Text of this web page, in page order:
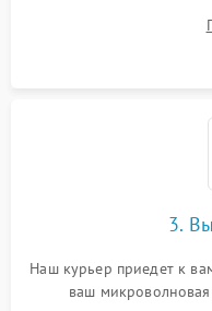
3.
Наш курьер приедет к
ваш микроволновая